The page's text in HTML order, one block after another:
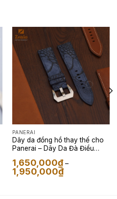
PANERAI
Dây da đồng hồ thay thế cho
Panerai – Dây Da Đà Điểu
1,650,000₫ –
1,950,000₫Khoảng
giá: